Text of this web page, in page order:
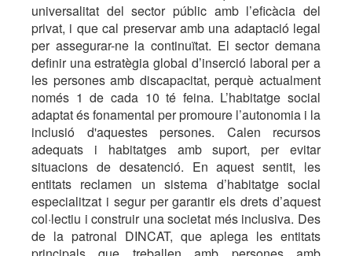
universalitat del sector públic amb l’eficàcia del
privat, i que cal preservar amb una adaptació legal
per assegurar-ne la continuïtat. El sector demana
definir una estratègia global d’inserció laboral per a
les persones amb discapacitat, perquè actualment
només 1 de cada 10 té feina. L’habitatge social
adaptat és fonamental per promoure l’autonomia i la
inclusió d'aquestes persones. Calen recursos
adequats i habitatges amb suport, per evitar
situacions de desatenció. En aquest sentit, les
entitats reclamen un sistema d’habitatge social
especialitzat i segur per garantir els drets d’aquest
col·lectiu i construir una societat més inclusiva. Des
de la patronal DINCAT, que aplega les entitats